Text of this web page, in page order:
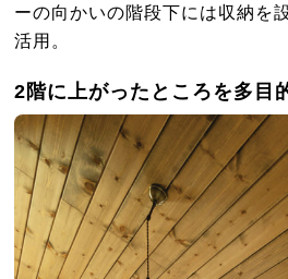
ーの向かいの階段下には収納を
活用。
2階に上がったところを多目